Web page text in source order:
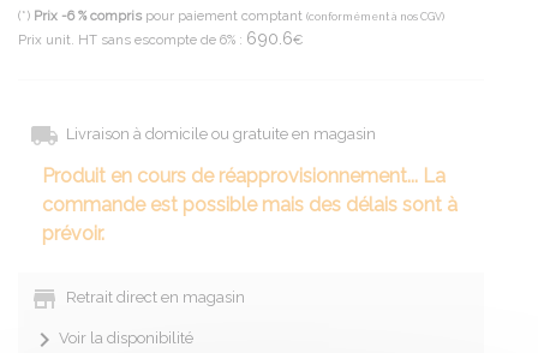
(*) Prix -6 % compris pour paiement comptant (conformément à nos CGV)
Prix unit. HT sans escompte de 6% : 690.6€
Livraison à domicile ou gratuite en magasin
Produit en cours de réapprovisionnement... La
commande est possible mais des délais sont à
prévoir.
Retrait direct en magasin
Voir la disponibilité